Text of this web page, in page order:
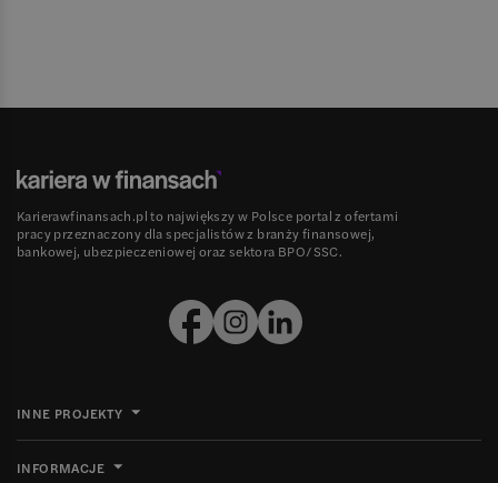
Karierawfinansach.pl to największy w Polsce portal z ofertami
pracy przeznaczony dla specjalistów z branży finansowej,
bankowej, ubezpieczeniowej oraz sektora BPO/SSC.
INNE PROJEKTY
INFORMACJE